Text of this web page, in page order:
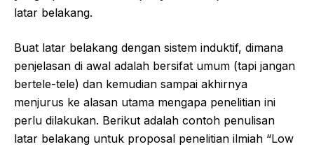
latar belakang.
Buat latar belakang dengan sistem induktif, dimana
penjelasan di awal adalah bersifat umum (tapi jangan
bertele-tele) dan kemudian sampai akhirnya
menjurus ke alasan utama mengapa penelitian ini
perlu dilakukan. Berikut adalah contoh penulisan
latar belakang untuk proposal penelitian ilmiah “Low